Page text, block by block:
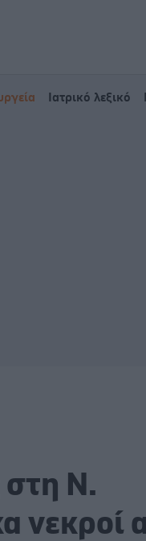
Ιατρικό λεξικό
στη Ν.
νεκροί